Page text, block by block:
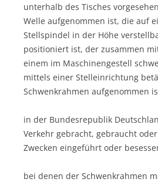
unterhalb des Tisches
Welle aufgenommen ist, die auf
Stellspindel in der Höhe
positioniert ist, der zusammen
einem im Maschinengestell
mittels einer Stelleinrichtung
Schwenkrahmen aufgenommen
in der Bundesrepublik
Verkehr gebracht, gebraucht
Zwecken eingeführt oder
bei denen der Schwenkrahmen